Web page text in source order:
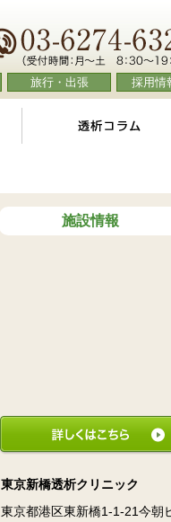
旅行・出張 採用情
よくあるご質問
施設情報
東京新橋透析クリニック
東京都港区東新橋1-1-21今朝